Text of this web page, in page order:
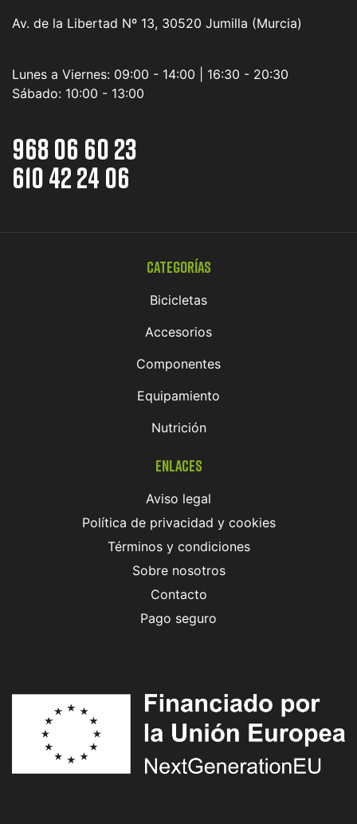
Av. de la Libertad Nº 13, 30520 Jumilla (Murcia)
Lunes a Viernes: 09:00 - 14:00 | 16:30 - 20:30
Sábado: 10:00 - 13:00
968 06 60 23
610 42 24 06
Categorías
Bicicletas
Accesorios
Componentes
Equipamiento
Nutrición
Enlaces
Aviso legal
Política de privacidad y cookies
Términos y condiciones
Sobre nosotros
Contacto
Pago seguro